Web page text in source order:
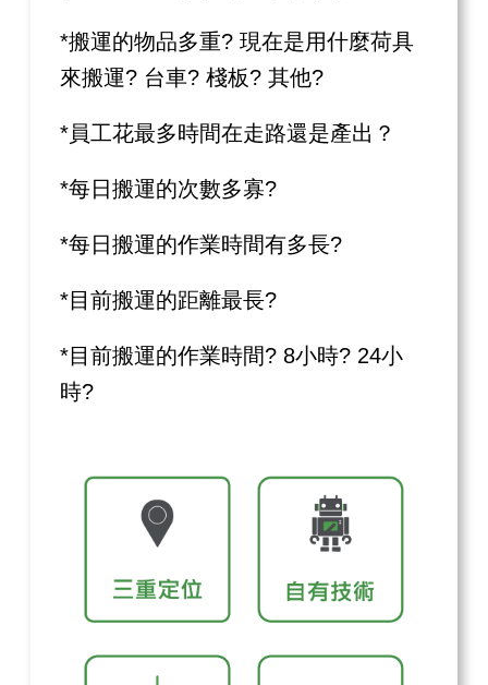
*搬運的物品多重? 現在是用什麼荷具
來搬運? 台車? 棧板? 其他?
*員工花最多時間在走路還是產出？
*每日搬運的次數多寡?
*每日搬運的作業時間有多長?
*目前搬運的距離最長?
*目前搬運的作業時間? 8小時? 24小
時?